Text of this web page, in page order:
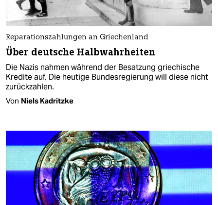
Reparationszahlungen an Griechenland
Über deutsche Halbwahrheiten
Die Nazis nahmen während der Besatzung griechische
Kredite auf. Die heutige Bundesregierung will diese nicht
zurückzahlen.
Von Niels Kadritzke